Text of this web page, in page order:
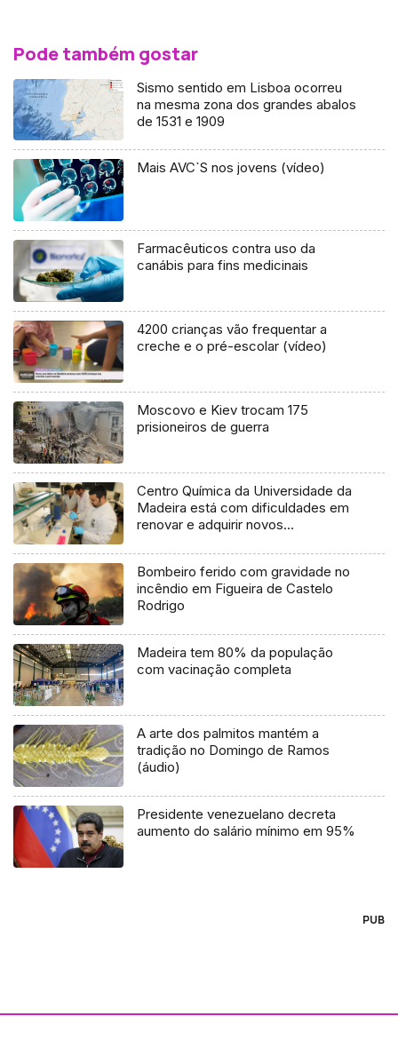
Pode também gostar
Sismo sentido em Lisboa ocorreu
na mesma zona dos grandes abalos
de 1531 e 1909
Mais AVC`S nos jovens (vídeo)
Farmacêuticos contra uso da
canábis para fins medicinais
4200 crianças vão frequentar a
creche e o pré-escolar (vídeo)
Moscovo e Kiev trocam 175
prisioneiros de guerra
Centro Química da Universidade da
Madeira está com dificuldades em
renovar e adquirir novos
Bombeiro ferido com gravidade no
incêndio em Figueira de Castelo
Rodrigo
Madeira tem 80% da população
com vacinação completa
A arte dos palmitos mantém a
tradição no Domingo de Ramos
(áudio)
Presidente venezuelano decreta
aumento do salário mínimo em 95%
PUB